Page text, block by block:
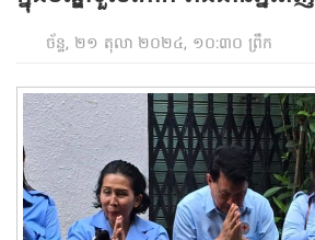
ច័ន្ទ, ២១ តុលា ២០២៤, ១០:៣០ ព្រឹក